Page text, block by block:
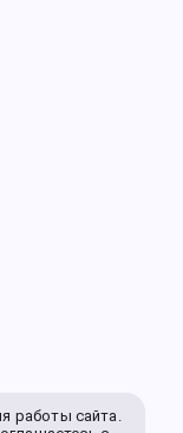
работы сайта.